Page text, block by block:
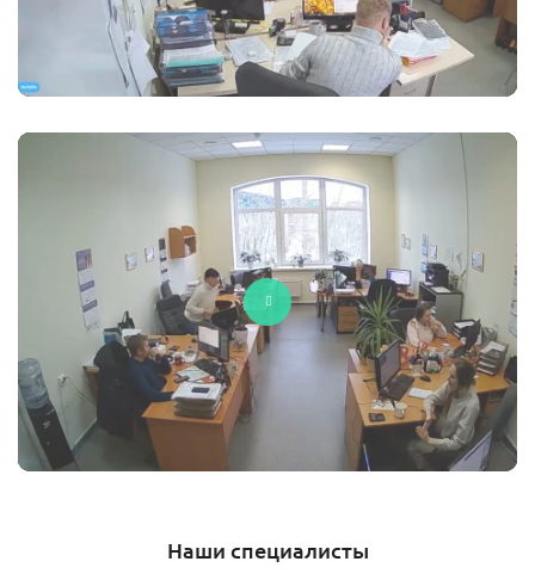
Наши специалисты